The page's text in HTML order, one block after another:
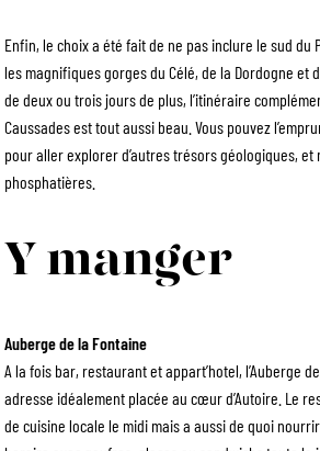
Enfin, le choix a été fait de ne pas inclure le sud du
les magnifiques gorges du Célé, de la Dordogne et
de deux ou trois jours de plus, l’itinéraire
Caussades est tout aussi beau. Vous pouvez
pour aller explorer d’autres trésors géologiques, et
phosphatières.
Y manger
Auberge de la Fontaine
A la fois bar, restaurant et appart’hotel, l’Auberge
adresse idéalement placée au cœur d’Autoire. Le
de cuisine locale le midi mais a aussi de quoi